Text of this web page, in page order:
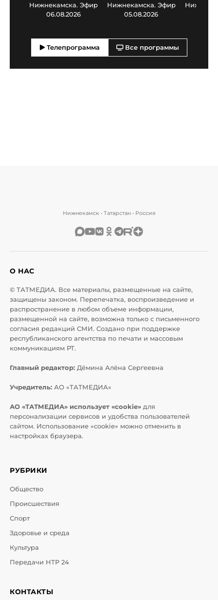
Нижнекамска. Эфир
06.08.2026
Нижнекамска. Эфир
05.08.2026
Телепрограмма Все программы
Нижнекамск • Татарстан • Россия
О НАС
© ТАТМЕДИА. Все материалы, размещенные на сайте,
защищены законом. Перепечатка, воспроизведение и
распространение в любом объеме информации,
размещенной на сайте, возможна только с письменного
согласия редакций СМИ. Создано при поддержке
республиканского агентства по печати и массовым
коммуникациям РТ.
Главный редактор: Дёмина Алёна Сергеевна
Учредитель: АО «ТАТМЕДИА»
АО «ТАТМЕДИА» использует «cookie» для
персонализации сервисов и удобства пользователей
сайтом. Использование «cookie» можно отменить в
настройках браузера.
РУБРИКИ
Общество
Происшествия
Спорт
Здоровье и среда
Культура
Передачи НТР 24
КОНТАКТЫ